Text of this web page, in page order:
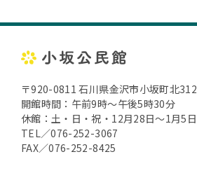
〒920-0811 石川県金沢市小坂町北312
開館時間：午前9時～午後5時30分
休館：土・日・祝・12月28日～1月5日
TEL／076-252-3067
FAX／076-252-8425